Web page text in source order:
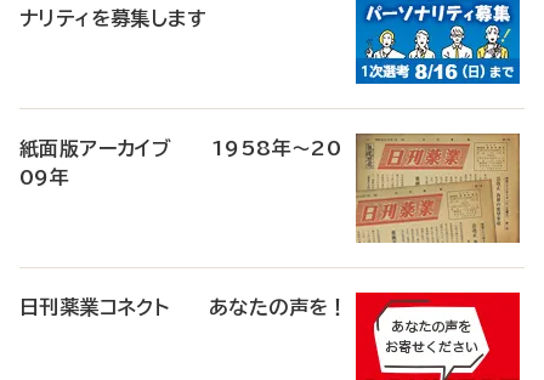
ナリティを募集します
紙面版アーカイブ 1958年～20
09年
日刊薬業コネクト あなたの声を！